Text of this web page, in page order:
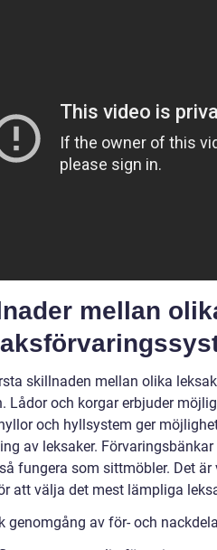
mellan
skillnaden mellan olika
Lådor och korgar erbjuder
och hyllsystem ger
av leksaker.
fungera som sittmöbler. Det
att välja det mest lämpliga
genomgång av för- och